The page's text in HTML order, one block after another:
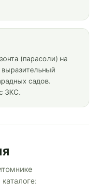
(парасоли) на
садов.
ЗКС.